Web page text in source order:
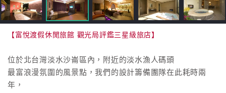
飯
店
訂
HOT
【富悅渡假休閒旅館 觀光局評鑑三星級旅店】
位於北台灣淡水沙崙區內，附近的淡水漁人碼頭
最富浪漫氛圍的風景點，我們的設計籌備團隊在此耗時兩
年，